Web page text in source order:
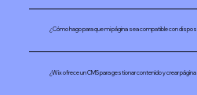
¿Cómo hago para que mi página sea compatible con
¿Wix ofrece un CMS para gestionar contenido y crear